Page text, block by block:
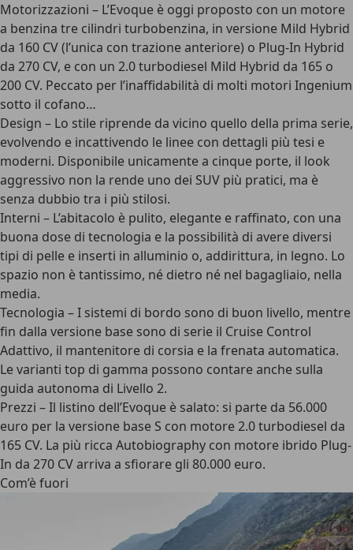
Motorizzazioni – L’Evoque è oggi proposto con un motore
a benzina tre cilindri turbobenzina, in versione Mild Hybrid
da 160 CV (l’unica con trazione anteriore) o Plug-In Hybrid
da 270 CV, e con un 2.0 turbodiesel Mild Hybrid da 165 o
200 CV. Peccato per l’inaffidabilità di molti motori Ingenium
sotto il cofano…
Design – Lo stile riprende da vicino quello della prima serie,
evolvendo e incattivendo le linee con dettagli più tesi e
moderni. Disponibile unicamente a cinque porte, il look
aggressivo non la rende uno dei SUV più pratici, ma è
senza dubbio tra i più stilosi.
Interni – L’abitacolo è pulito, elegante e raffinato, con una
buona dose di tecnologia e la possibilità di avere diversi
tipi di pelle e inserti in alluminio o, addirittura, in legno. Lo
spazio non è tantissimo, né dietro né nel bagagliaio, nella
media.
Tecnologia – I sistemi di bordo sono di buon livello, mentre
fin dalla versione base sono di serie il Cruise Control
Adattivo, il mantenitore di corsia e la frenata automatica.
Le varianti top di gamma possono contare anche sulla
guida autonoma di Livello 2.
Prezzi – Il listino dell’Evoque è salato: si parte da 56.000
euro per la versione base S con motore 2.0 turbodiesel da
165 CV. La più ricca Autobiography con motore ibrido Plug-
In da 270 CV arriva a sfiorare gli 80.000 euro.
Com’è fuori